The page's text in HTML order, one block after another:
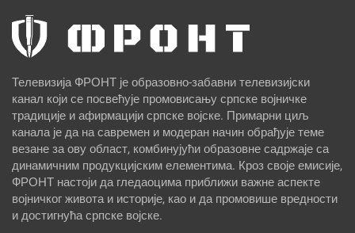
Телевизија ФРОНТ је образовно-забавни телевизијски
канал који се посвећује промовисању српске војничке
традиције и афирмацији српске војске. Примарни циљ
канала је да на савремен и модеран начин обрађује теме
везане за ову област, комбинујући образовне садржаје са
динамичним продукцијским елементима. Кроз своје емисије,
ФРОНТ настоји да гледаоцима приближи важне аспекте
војничког живота и историје, као и да промовише вредности
и достигнућа српске војске.